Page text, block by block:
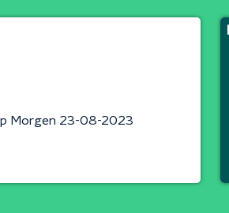
Morgen 23-08-2023